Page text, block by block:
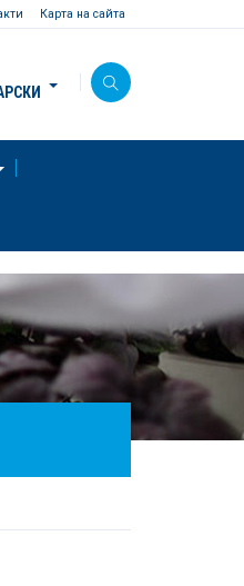
Карта на сайта